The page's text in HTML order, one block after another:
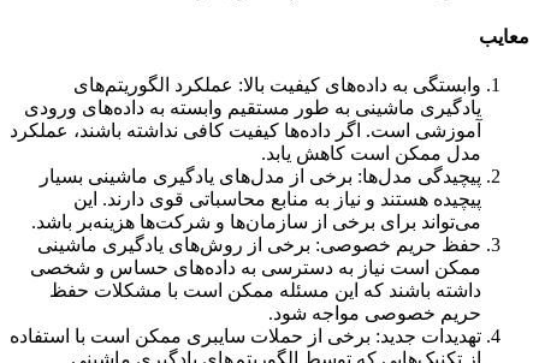
معایب
وابستگی به داده‌های کیفیت بالا: عملکرد الگوریتم‌های
یادگیری ماشینی به طور مستقیم وابسته به داده‌های ورودی
آموزشی است. اگر داده‌ها کیفیت کافی نداشته باشند، عملکرد
مدل ممکن است کاهش یابد.
پیچیدگی مدل‌ها: برخی از مدل‌های یادگیری ماشینی بسیار
پیچیده هستند و نیاز به منابع محاسباتی قوی دارند. این
می‌تواند برای برخی از سازمان‌ها و شرکت‌ها هزینه‌بر باشد.
حفظ حریم خصوصی: برخی از روش‌های یادگیری ماشینی
ممکن است نیاز به دسترسی به داده‌های حساس و شخصی
داشته باشند که این مسئله ممکن است با مشکلات حفظ
حریم خصوصی مواجه شود.
تهدیدات جدید: برخی از حملات سایبری ممکن است با استفاده